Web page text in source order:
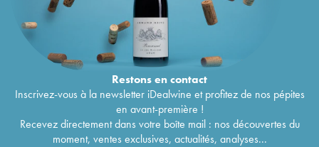
Restons encontact
Inscrivez-vous à la newsletter iDealwine et profitez de nos pépites
en avant-première !
Recevez directement dans votre boîte mail : nos découvertes du
moment, ventes exclusives, actualités, analyses...